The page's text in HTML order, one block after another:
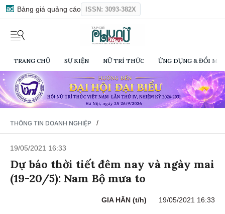
Bảng giá quảng cáo ISSN: 3093-382X
TRANG CHỦ SỰ KIỆN NỮ TRÍ THỨC ỨNG DỤNG & ĐỔI
THÔNG TIN DOANH NGHIỆP /
19/05/2021 16:33
Dự báo thời tiết đêm nay và ngày mai
(19-20/5): Nam Bộ mưa to
GIA HÂN (t/h) 19/05/2021 16:33